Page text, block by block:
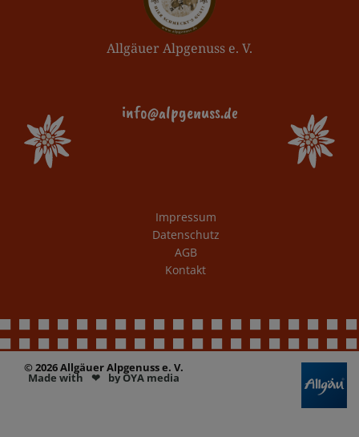
Allgäuer Alpgenuss e. V.
info@alpgenuss.de
Impressum
Datenschutz
AGB
Kontakt
© 2026 Allgäuer Alpgenuss e. V.
Made with ❤︎ by OYA media